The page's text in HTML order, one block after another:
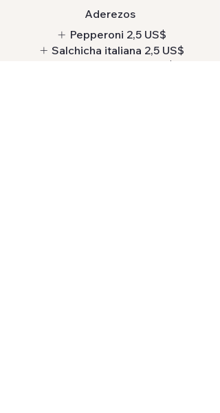
Aderezos
Pepperoni 2,5 US$
Salchicha italiana 2,5 US$
2,5 US$